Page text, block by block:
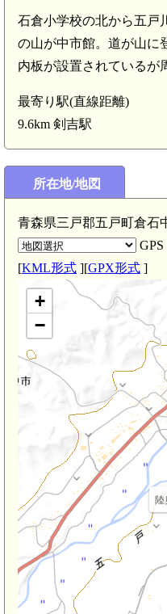
石倉小学校の北から五戸
の山が中市館。道が山に
内板が設置されているが
最寄り駅(直線距離)
9.6km 剣吉駅
所在地/地図
青森県三戸郡五戸町倉石
[KML形式 ][GPX形式 ]
陸
+
−